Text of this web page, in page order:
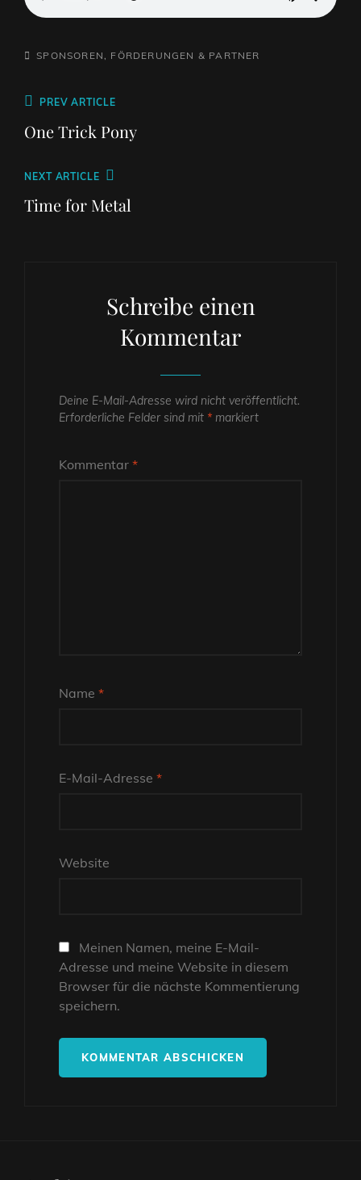
CATEGORIES
SPONSOREN, FÖRDERUNGEN & PARTNER
Beitragsnavigation
Previous
Post
PREV ARTICLE
One Trick Pony
Next
Post
NEXT ARTICLE
Time for Metal
Schreibe einen
Kommentar
Deine E-Mail-Adresse wird nicht veröffentlicht.
Erforderliche Felder sind mit * markiert
Kommentar *
Name *
E-Mail-Adresse *
Website
Meinen Namen, meine E-Mail-
Adresse und meine Website in diesem
Browser für die nächste Kommentierung
speichern.